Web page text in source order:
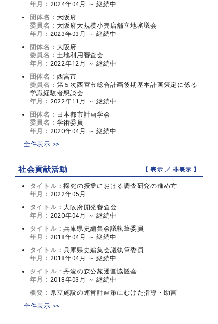
年月： 2024年04月 ～ 継続中
団体名： 大阪府
委員名： 大阪府大規模小売店舗立地審議会
年月： 2023年03月 ～ 継続中
団体名： 大阪府
委員名： 土地利用審査会
年月： 2022年12月 ～ 継続中
団体名： 西宮市
委員名： 第５次西宮市総合計画後期基本計画策定に係る
学識経験者懇談会
年月： 2022年11月 ～ 継続中
団体名： 日本都市計画学会
委員名： 学術委員
年月： 2020年04月 ～ 継続中
全件表示 >>
社会貢献活動 【 表示 ／非表示 】
タイトル：探究の授業における調査研究の進め方
年月： 2022年05月
タイトル： 大阪府開発審査会
年月： 2020年04月 ～ 継続中
タイトル：兵庫県史編集会議執筆委員
年月： 2018年04月 ～ 継続中
タイトル：兵庫県史編集会議執筆委員
年月： 2018年04月 ～ 継続中
タイトル：丹波の森公苑運営協議会
年月： 2018年03月 ～ 継続中
概要： 県立施設の運営計画策にむけた指導・助言
全件表示 >>